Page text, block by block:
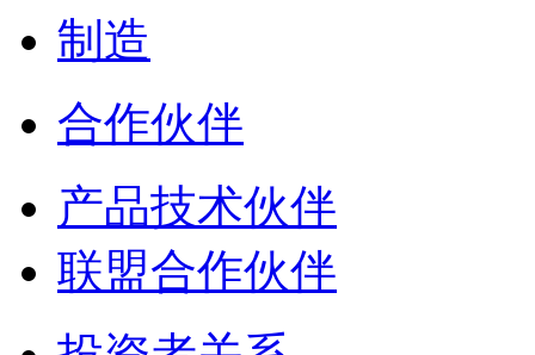
制造
合作伙伴
产品技术伙伴
联盟合作伙伴